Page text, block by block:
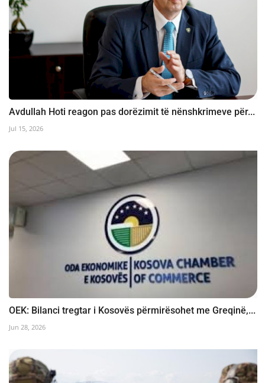
Avdullah Hoti reagon pas dorëzimit të nënshkrimeve për...
Jul 15, 2026
OEK: Bilanci tregtar i Kosovës përmirësohet me Greqinë,...
Jun 28, 2026